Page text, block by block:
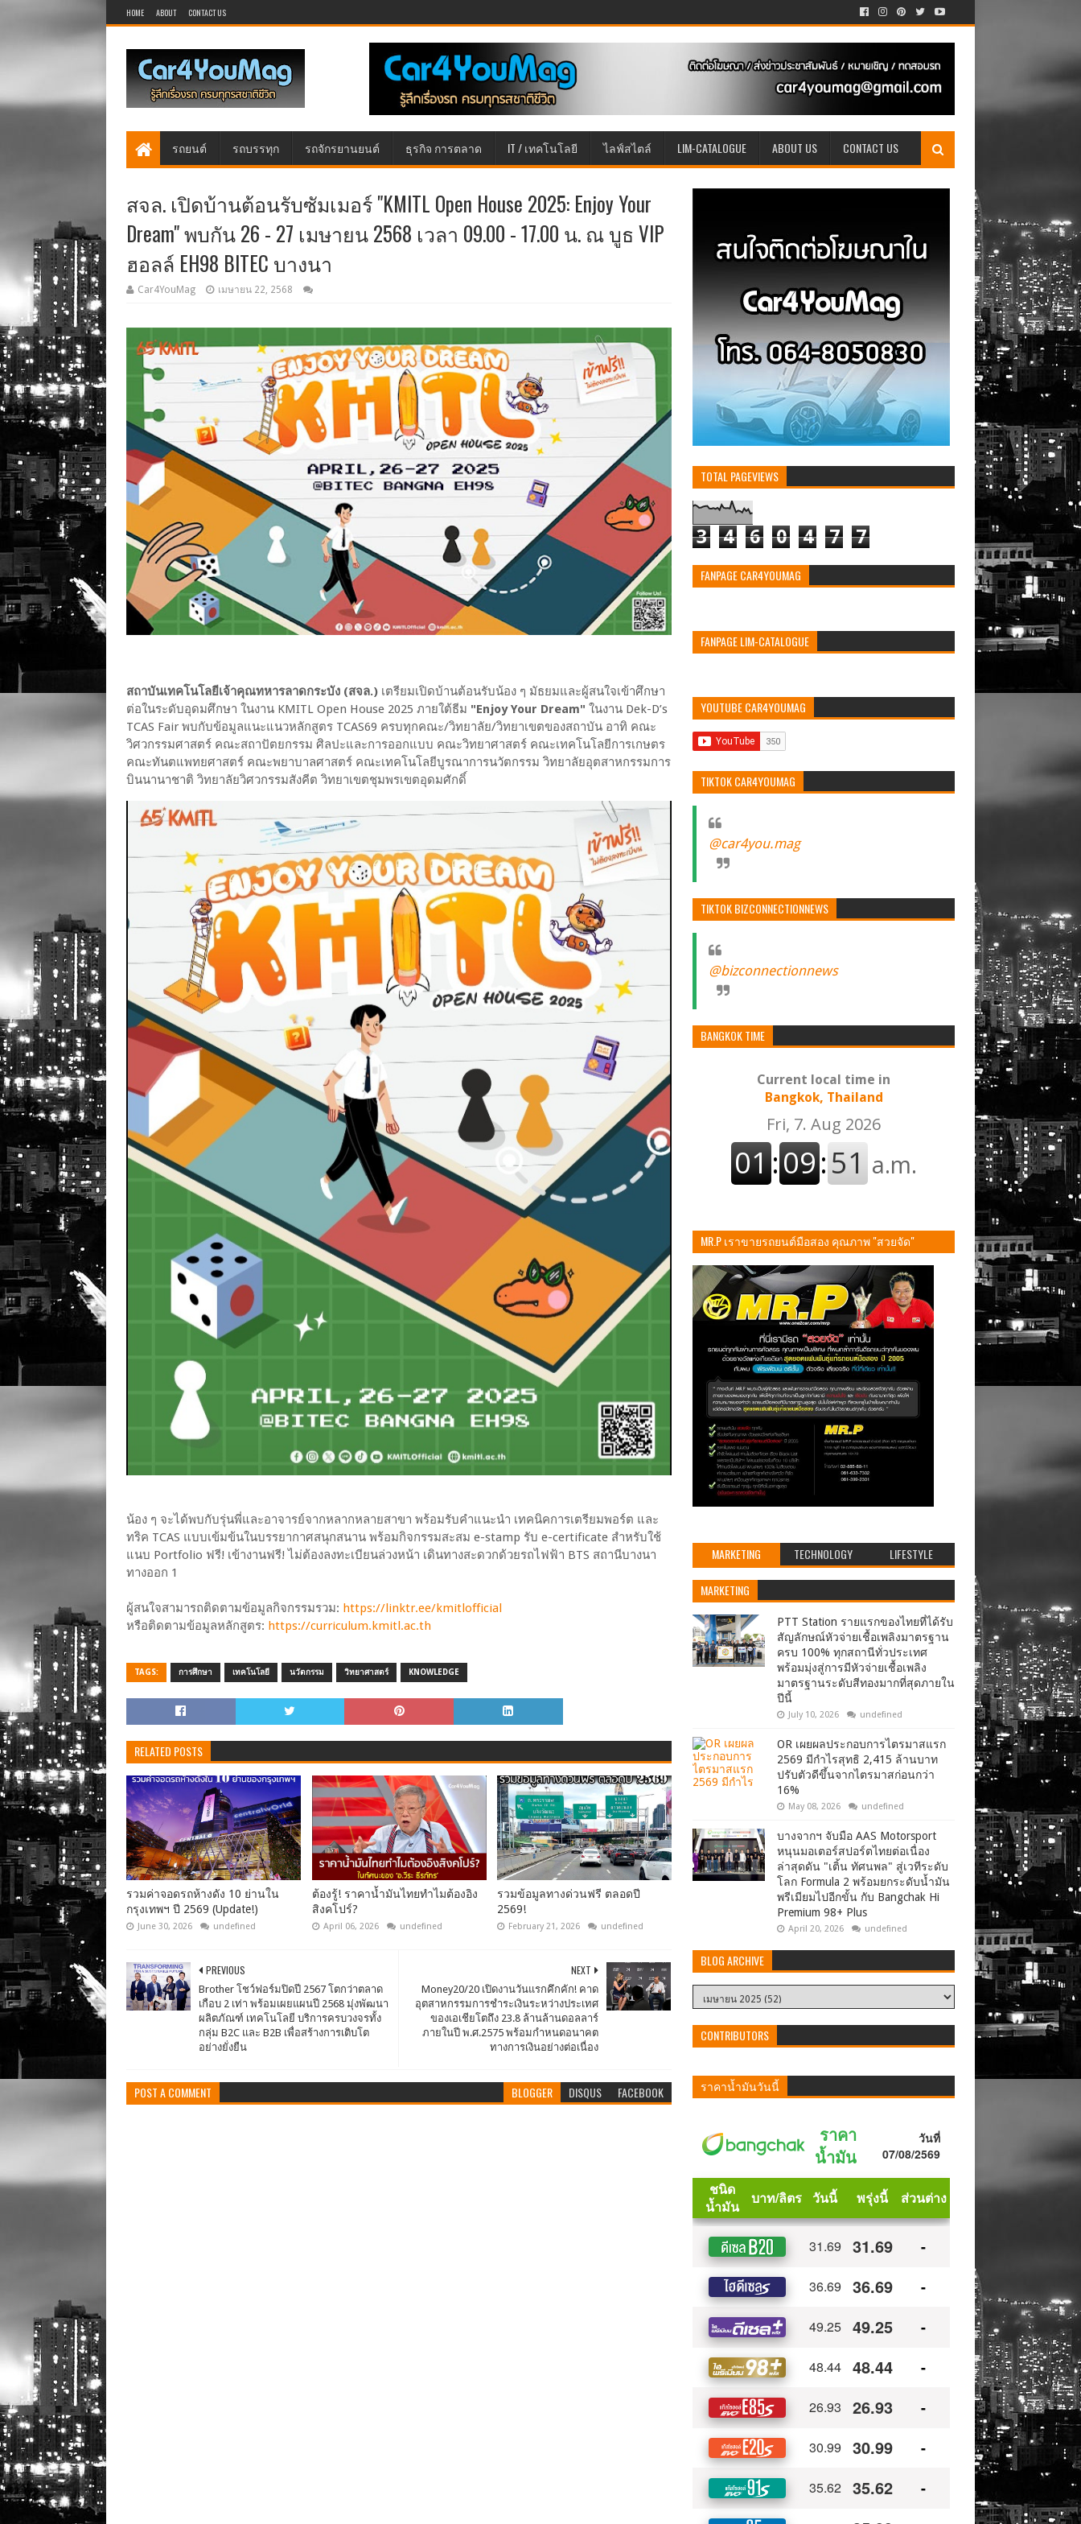
HOME ABOUT CONTACT US
รถยนต์ รถบรรทุก รถจักรยานยนต์ ธุรกิจ การตลาด IT / เทคโนโลยี ไลฟ์สไตล์ LIM-CATALOGUE ABOUT US CONTACT US
สจล. เปิดบ้านต้อนรับซัมเมอร์ "KMITL Open House 2025: Enjoy Your
Dream" พบกัน 26 - 27 เมษายน 2568 เวลา 09.00 - 17.00 น. ณ บูธ VIP
ฮอลล์ EH98 BITEC บางนา
Car4YouMag เมษายน 22, 2568
สถาบันเทคโนโลยีเจ้าคุณทหารลาดกระบัง (สจล.) เตรียมเปิดบ้านต้อนรับน้อง ๆ มัธยมและผู้สนใจเข้าศึกษา
ต่อในระดับอุดมศึกษา ในงาน KMITL Open House 2025 ภายใต้ธีม "Enjoy Your Dream" ในงาน Dek-D’s
TCAS Fair พบกับข้อมูลแนะแนวหลักสูตร TCAS69 ครบทุกคณะ/วิทยาลัย/วิทยาเขตของสถาบัน อาทิ คณะ
วิศวกรรมศาสตร์ คณะสถาปัตยกรรม ศิลปะและการออกแบบ คณะวิทยาศาสตร์ คณะเทคโนโลยีการเกษตร
คณะทันตแพทยศาสตร์ คณะพยาบาลศาสตร์ คณะเทคโนโลยีบูรณาการนวัตกรรม วิทยาลัยอุตสาหกรรมการ
บินนานาชาติ วิทยาลัยวิศวกรรมสังคีต วิทยาเขตชุมพรเขตอุดมศักดิ์
น้อง ๆ จะได้พบกับรุ่นพี่และอาจารย์จากหลากหลายสาขา พร้อมรับคำแนะนำ เทคนิคการเตรียมพอร์ต และ
ทริค TCAS แบบเข้มข้นในบรรยากาศสนุกสนาน พร้อมกิจกรรมสะสม e-stamp รับ e-certificate สำหรับใช้
แนบ Portfolio ฟรี! เข้างานฟรี! ไม่ต้องลงทะเบียนล่วงหน้า เดินทางสะดวกด้วยรถไฟฟ้า BTS สถานีบางนา
ทางออก 1
ผู้สนใจสามารถติดตามข้อมูลกิจกรรมรวม: https://linktr.ee/kmitlofficial
หรือติดตามข้อมูลหลักสูตร: https://curriculum.kmitl.ac.th
TAGS: การศึกษา เทคโนโลยี นวัตกรรม วิทยาศาสตร์ KNOWLEDGE
RELATED POSTS
รวมค่าจอดรถห้างดัง 10 ย่านใน
กรุงเทพฯ ปี 2569 (Update!)
June 30, 2026 undefined
ต้องรู้! ราคาน้ำมันไทยทำไมต้องอิง
สิงคโปร์?
April 06, 2026 undefined
รวมข้อมูลทางด่วนฟรี ตลอดปี
2569!
February 21, 2026 undefined
NEXT
Money20/20 เปิดงานวันแรกคึกคัก! คาด
อุตสาหกรรมการชำระเงินระหว่างประเทศ
ของเอเชียโตถึง 23.8 ล้านล้านดอลลาร์
ภายในปี พ.ศ.2575 พร้อมกำหนดอนาคต
ทางการเงินอย่างต่อเนื่อง
PREVIOUS
Brother โชว์ฟอร์มปิดปี 2567 โตกว่าตลาด
เกือบ 2 เท่า พร้อมเผยแผนปี 2568 มุ่งพัฒนา
ผลิตภัณฑ์ เทคโนโลยี บริการครบวงจรทั้ง
กลุ่ม B2C และ B2B เพื่อสร้างการเติบโต
อย่างยั่งยืน
POST A COMMENT BLOGGER DISQUS FACEBOOK
TOTAL PAGEVIEWS
3 4 6 0 4 7 7
FANPAGE CAR4YOUMAG
FANPAGE LIM-CATALOGUE
YOUTUBE CAR4YOUMAG
TIKTOK CAR4YOUMAG
@car4you.mag
TIKTOK BIZCONNECTIONNEWS
@bizconnectionnews
BANGKOK TIME
Current local time in
Bangkok, Thailand
MR.P เราขายรถยนต์มือสอง คุณภาพ "สวยจัด"
MARKETING TECHNOLOGY LIFESTYLE
MARKETING
PTT Station รายแรกของไทยที่ได้รับ
สัญลักษณ์หัวจ่ายเชื้อเพลิงมาตรฐาน
ครบ 100% ทุกสถานีทั่วประเทศ
พร้อมมุ่งสู่การมีหัวจ่ายเชื้อเพลิง
มาตรฐานระดับสีทองมากที่สุดภายใน
ปีนี้
July 10, 2026 undefined
OR เผยผลประกอบการไตรมาสแรก
2569 มีกำไรสุทธิ 2,415 ล้านบาท
ปรับตัวดีขึ้นจากไตรมาสก่อนกว่า
16%
May 08, 2026 undefined
บางจากฯ จับมือ AAS Motorsport
หนุนมอเตอร์สปอร์ตไทยต่อเนื่อง
ล่าสุดดัน "เติ้น ทัศนพล" สู่เวทีระดับ
โลก Formula 2 พร้อมยกระดับน้ำมัน
พรีเมียมไปอีกขั้น กับ Bangchak Hi
Premium 98+ Plus
April 20, 2026 undefined
BLOG ARCHIVE
CONTRIBUTORS
ราคาน้ำมันวันนี้